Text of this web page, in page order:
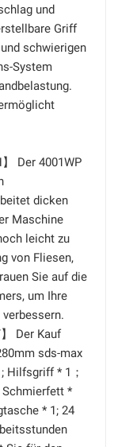
und
Griff
schwierigen
System
】 Der 4001WP
dicken
Maschine
leicht zu
von Fliesen,
Sie auf die
um Ihre
】 Der Kauf
sds-max
Hilfsgriff * 1；
Schmierfett *
* 1; 24